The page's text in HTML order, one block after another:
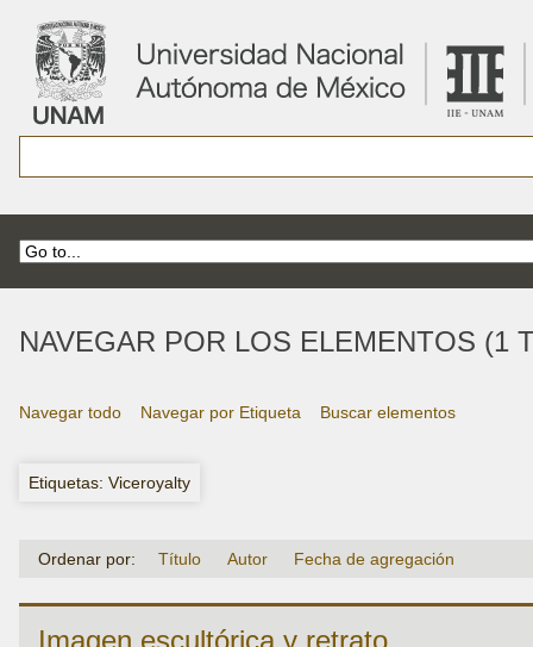
NAVEGAR POR LOS ELEMENTOS (1
Navegar todo Navegar por Etiqueta Buscar elementos
Etiquetas: Viceroyalty
Ordenar por: Título Autor Fecha de agregación
Imagen escultórica y retrato